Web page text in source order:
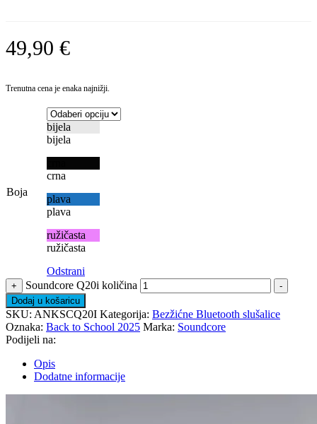
49,90 €
Trenutna cena je enaka najnižji.
Boja
bijela
bijela
crna
plava
plava
ružičasta
ružičasta
Odstrani
+ Soundcore Q20i količina
-
Dodaj u košaricu
SKU: ANKSCQ20I Kategorija: Bezžićne Bluetooth slušalice
Oznaka: Back to School 2025 Marka: Soundcore
Podijeli na:
Opis
Dodatne informacije